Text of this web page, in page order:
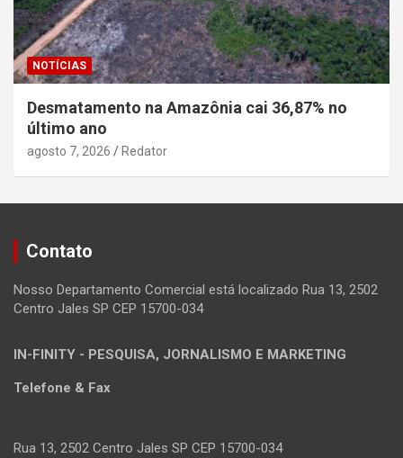
NOTÍCIAS
Desmatamento na Amazônia cai 36,87% no
último ano
agosto 7, 2026 Redator
Contato
Nosso Departamento Comercial está localizado Rua 13, 2502
Centro Jales SP CEP 15700-034
IN-FINITY - PESQUISA, JORNALISMO E MARKETING
Telefone & Fax
Rua 13, 2502 Centro Jales SP CEP 15700-034